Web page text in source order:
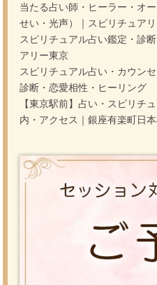
当たる占い師・ヒーラー・オ
せい・光声）｜スピリチュアリ
スピリチュアル占い鑑定・診
アリー東京
スピリチュアル占い・カウン
診断・恋愛相性・ヒーリング
【東京駅前】占い・スピリチ
内・アクセス｜銀座有楽町日